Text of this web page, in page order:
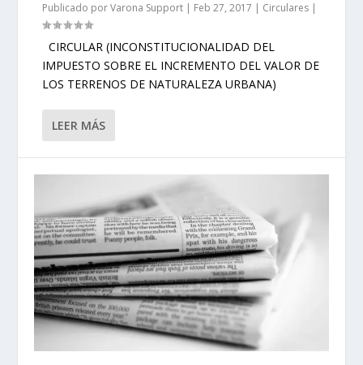
Publicado porVarona Support | Feb 27, 2017 | Circulares |
CIRCULAR (INCONSTITUCIONALIDAD DEL
IMPUESTO SOBRE EL INCREMENTO DEL VALOR DE
LOS TERRENOS DE NATURALEZA URBANA)
LEER MÁS